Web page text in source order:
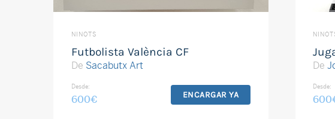
NINOTS
Futbolista València CF
De Sacabutx Art
Desde:
600€ ENCARGAR YA
De
Desde:
600